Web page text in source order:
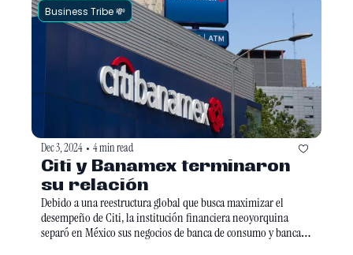
Business Tribe 💸
Dec 3, 2024 • 4 min read
Citi y Banamex terminaron
Debido a una reestructura global que busca maximizar el
desempeño de Citi, la institución financiera neoyorquina
separó en México sus negocios de banca de consumo y banca